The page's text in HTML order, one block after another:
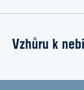
Vzhůru k